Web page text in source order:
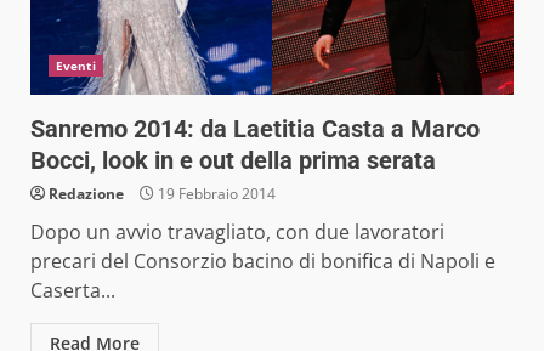
Eventi
Sanremo 2014: da Laetitia Casta a Marco
Bocci, look in e out della prima serata
Redazione 19 Febbraio 2014
Dopo un avvio travagliato, con due lavoratori
precari del Consorzio bacino di bonifica di Napoli e
Caserta...
Read More